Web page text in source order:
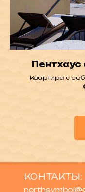
Квартира с